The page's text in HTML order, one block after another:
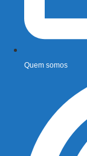
Quem somos